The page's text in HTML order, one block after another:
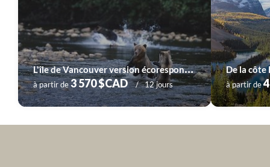
L
'île de Vancouver version écoresponsable
à partir de3 570 $CAD 12 jours à partir de